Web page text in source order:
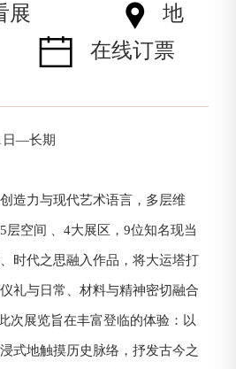
展
地
在线订票
日—长期
造力与现代艺术语言，多层维
层空间 、4大展区，9位知名现当
时代之思融入作品，将大运塔打
礼与日常、材料与精神密切融合
次展览旨在丰富登临的体验：以
式地触摸历史脉络，抒发古今之